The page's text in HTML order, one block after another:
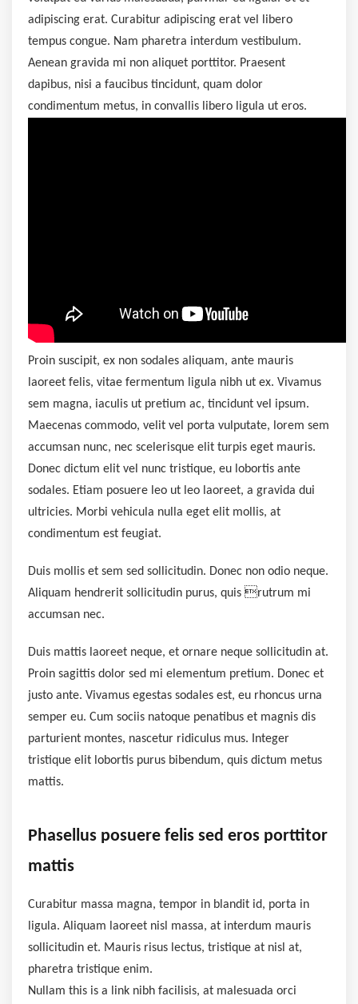
adipiscing erat. Curabitur adipiscing erat vel libero
tempus congue. Nam pharetra interdum vestibulum.
Aenean gravida mi non aliquet porttitor. Praesent
dapibus, nisi a faucibus tincidunt, quam dolor
condimentum metus, in convallis libero ligula ut eros.
Proin suscipit, ex non sodales aliquam, ante mauris
laoreet felis, vitae fermentum ligula nibh ut ex. Vivamus
sem magna, iaculis ut pretium ac, tincidunt vel ipsum.
Maecenas commodo, velit vel porta vulputate, lorem sem
accumsan nunc, nec scelerisque elit turpis eget mauris.
Donec dictum elit vel nunc tristique, eu lobortis ante
sodales. Etiam posuere leo ut leo laoreet, a gravida dui
ultricies. Morbi vehicula nulla eget elit mollis, at
condimentum est feugiat.
Duis mollis et sem sed sollicitudin. Donec non odio neque.
Aliquam hendrerit sollicitudin purus, quis rutrum mi
accumsan nec.
Duis mattis laoreet neque, et ornare neque sollicitudin at.
Proin sagittis dolor sed mi elementum pretium. Donec et
justo ante. Vivamus egestas sodales est, eu rhoncus urna
semper eu. Cum sociis natoque penatibus et magnis dis
parturient montes, nascetur ridiculus mus. Integer
tristique elit lobortis purus bibendum, quis dictum metus
mattis.
Phasellus posuere felis sed eros porttitor
mattis
Curabitur massa magna, tempor in blandit id, porta in
ligula. Aliquam laoreet nisl massa, at interdum mauris
sollicitudin et. Mauris risus lectus, tristique at nisl at,
pharetra tristique enim.
Nullam this is a link nibh facilisis, at malesuada orci